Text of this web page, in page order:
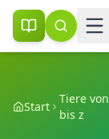
Start
Tiere
bis z